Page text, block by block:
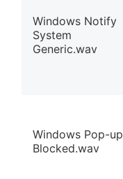
Windows Notify
System
Generic.wav
Windows Pop-up
Blocked.wav